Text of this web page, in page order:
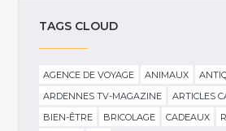
TAGS CLOUD
AGENCE DE VOYAGE ANIMAUX
ARDENNES TV-MAGAZINE
ARTICLES
BIEN-ÊTRE
BRICOLAGE CADEAUX